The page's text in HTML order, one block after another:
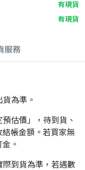
有現貨
有現貨
款政策
服務
為準。
估價」，待到貨、
帳金額。若買家無
。
到貨為準，若遇數